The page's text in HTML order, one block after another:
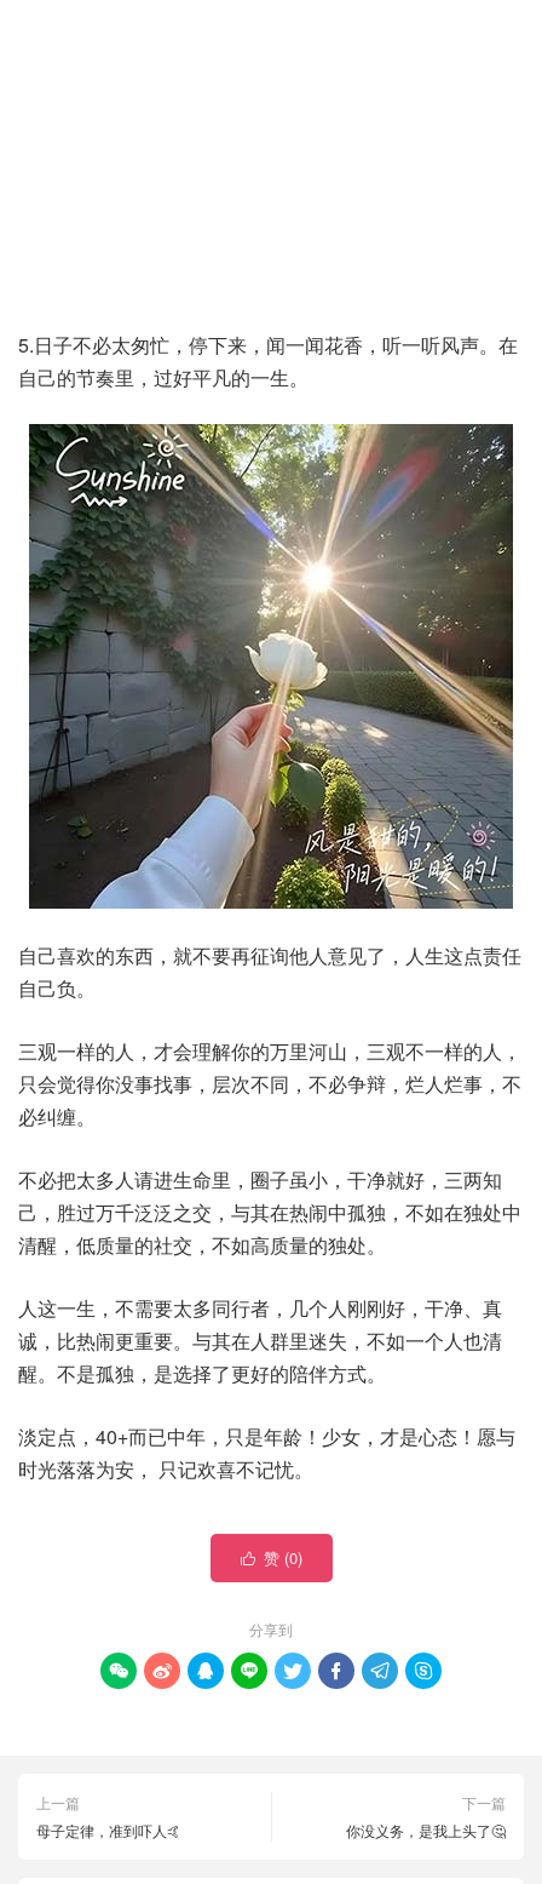
5.日子不必太匆忙，停下来，闻一闻花香，听一听风声。在
自己的节奏里，过好平凡的一生。
自己喜欢的东西，就不要再征询他人意见了，人生这点责任
自己负。
三观一样的人，才会理解你的万里河山，三观不一样的人，
只会觉得你没事找事，层次不同，不必争辩，烂人烂事，不
必纠缠。
不必把太多人请进生命里，圈子虽小，干净就好，三两知
己，胜过万千泛泛之交，与其在热闹中孤独，不如在独处中
清醒，低质量的社交，不如高质量的独处。
人这一生，不需要太多同行者，几个人刚刚好，干净、真
诚，比热闹更重要。与其在人群里迷失，不如一个人也清
醒。不是孤独，是选择了更好的陪伴方式。
淡定点，40+而已中年，只是年龄！少女，才是心态！愿与
时光落落为安， 只记欢喜不记忧。
 赞 (0)
分享到
       
上一篇
母子定律，准到吓人🤙
下一篇
你没义务，是我上头了🤔